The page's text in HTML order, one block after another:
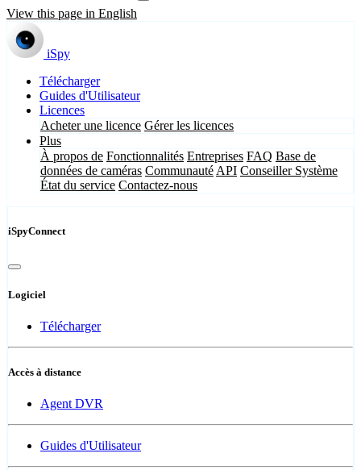
View this page in English
iSpy
Télécharger
Guides d'Utilisateur
Licences
Acheter une licence Gérer les licences
Plus
À propos de Fonctionnalités Entreprises FAQ Base de
données de caméras Communauté API Conseiller Système
État du service Contactez-nous
iSpyConnect
Logiciel
Télécharger
Accès à distance
Agent DVR
Guides d'Utilisateur